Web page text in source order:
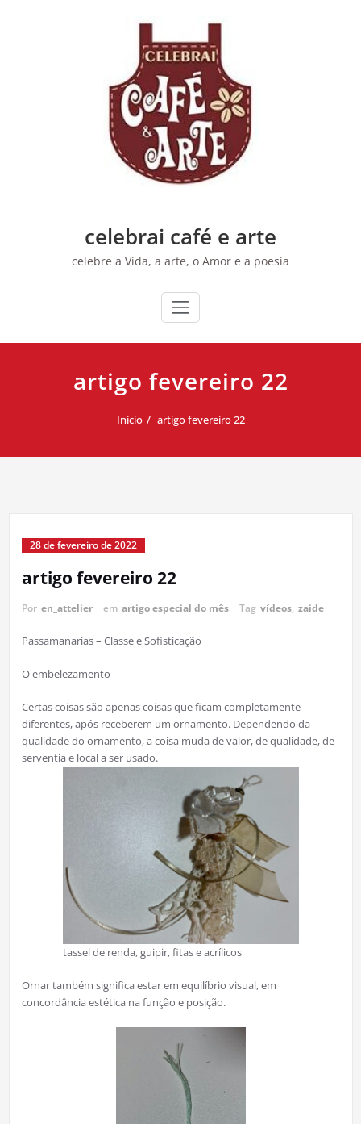
celebrai café e arte
celebre a Vida, a arte, o Amor e a poesia
artigo fevereiro 22
Início artigo fevereiro 22
28 de fevereiro de 2022
artigo fevereiro 22
Por en_attelier em artigo especial do mês Tag vídeos, zaide
Passamanarias – Classe e Sofisticação
O embelezamento
Certas coisas são apenas coisas que ficam completamente
diferentes, após receberem um ornamento. Dependendo da
qualidade do ornamento, a coisa muda de valor, de qualidade, de
serventia e local a ser usado.
tassel de renda, guipir, fitas e acrílicos
Ornar também significa estar em equilíbrio visual, em
concordância estética na função e posição.